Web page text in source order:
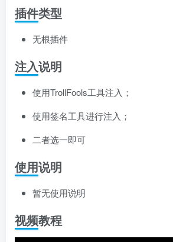
插件类型
无根插件
注入说明
使用TrollFools工具注入；
使用签名工具进行注入；
二者选一即可
使用说明
暂无使用说明
视频教程